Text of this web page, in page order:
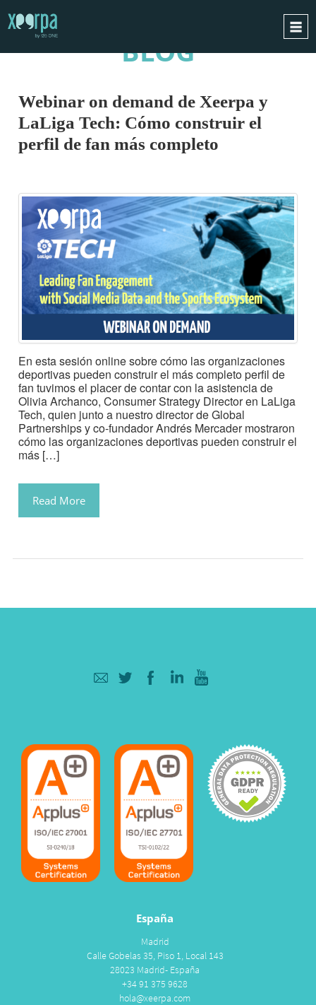
INTEGRACIONES
CASOS DE ÉXITO
CONTACTO
PIDE UNA DEMO
ESPAÑOL
ENGLISH
BLOG
Webinar on demand de Xeerpa y
LaLiga Tech: Cómo construir el
perfil de fan más completo
En esta sesión online sobre cómo las organizaciones
deportivas pueden construir el más completo perfil de
fan tuvimos el placer de contar con la asistencia de
Olivia Archanco, Consumer Strategy Director en LaLiga
Tech, quien junto a nuestro director de Global
Partnerships y co-fundador Andrés Mercader mostraron
cómo las organizaciones deportivas pueden construir el
más […]
Read More
España
Madrid
Calle Gobelas 35, Piso 1, Local 143
28023 Madrid- España
+34 91 375 9628
hola@xeerpa.com